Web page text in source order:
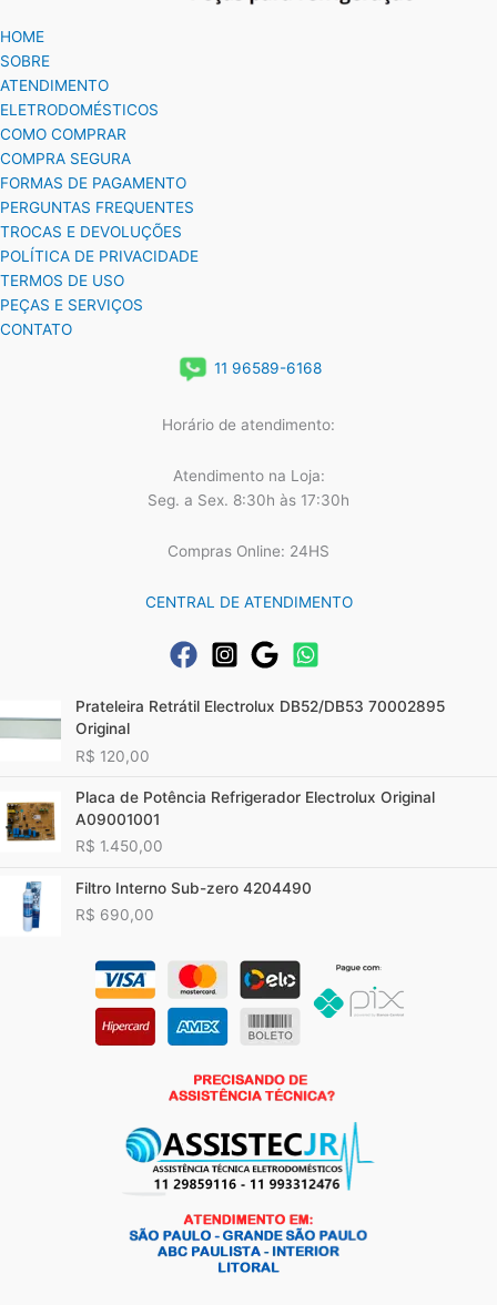
HOME
SOBRE
ATENDIMENTO
ELETRODOMÉSTICOS
COMO COMPRAR
COMPRA SEGURA
FORMAS DE PAGAMENTO
PERGUNTAS FREQUENTES
TROCAS E DEVOLUÇÕES
POLÍTICA DE PRIVACIDADE
TERMOS DE USO
PEÇAS E SERVIÇOS
CONTATO
11 96589-6168
Horário de atendimento:
Atendimento na Loja:
Seg. a Sex. 8:30h às 17:30h
Compras Online: 24HS
CENTRAL DE ATENDIMENTO
Prateleira Retrátil Electrolux DB52/DB53 70002895
Original
R$ 120,00
Placa de Potência Refrigerador Electrolux Original
A09001001
R$ 1.450,00
Filtro Interno Sub-zero 4204490
R$ 690,00